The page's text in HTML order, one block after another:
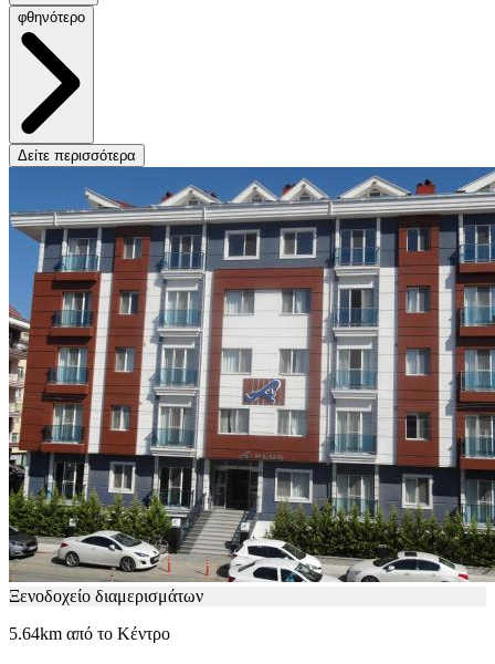
φθηνότερο
Δείτε περισσότερα
Ξενοδοχείο διαμερισμάτων
5.64km από το Κέντρο